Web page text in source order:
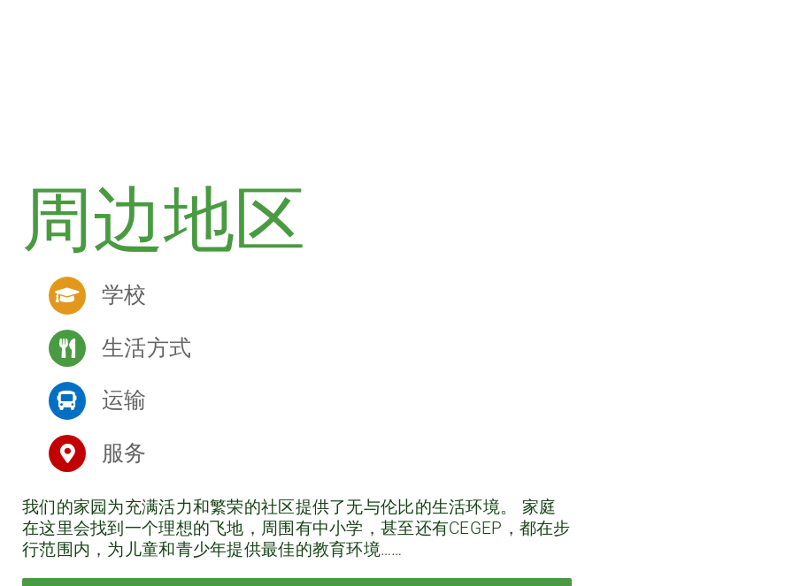
周边地区
学校
生活方式
运输
服务
我们的家园为充满活力和繁荣的社区提供了无与伦比的生活环境。 家庭
在这里会找到一个理想的飞地，周围有中小学，甚至还有CEGEP，都在步
行范围内，为儿童和青少年提供最佳的教育环境……